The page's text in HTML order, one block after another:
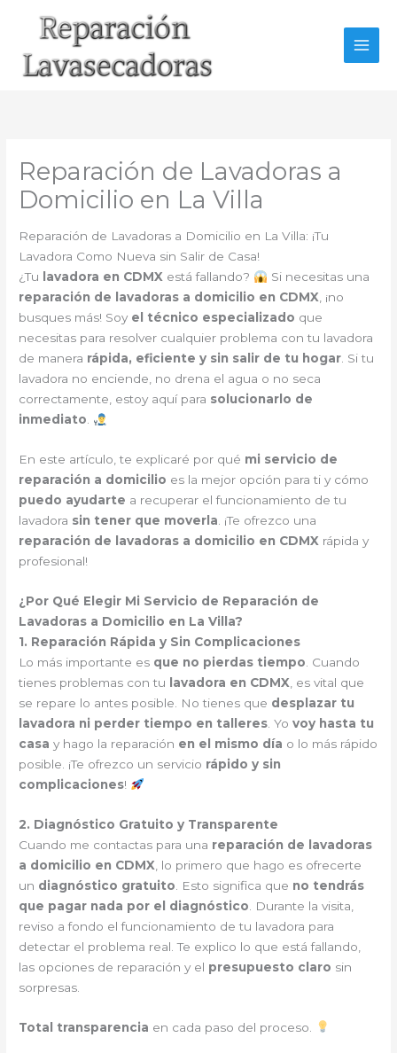
Reparación de Lavadoras a
Domicilio en La Villa
Reparación de Lavadoras a Domicilio en La Villa: ¡Tu
Lavadora Como Nueva sin Salir de Casa!
¿Tu
lavadora en CDMX está fallando?
Si necesitas una
reparación de lavadoras a domicilio en CDMX, ¡no
busques más! Soy el técnico especializado que
necesitas para resolver cualquier problema con tu lavadora
de manera rápida, eficiente y sin salir de tu hogar. Si tu
lavadora no enciende, no drena el agua o no seca
correctamente, estoy aquí para solucionarlo de
inmediato.
En este artículo, te explicaré por qué mi servicio de
reparación a domicilio es la mejor opción para ti y cómo
puedo ayudarte a recuperar el funcionamiento de tu
lavadora sin tener que moverla . ¡Te ofrezco una
reparación de lavadoras a domicilio en CDMX rápida y
profesional!
¿Por Qué Elegir Mi Servicio de Reparación de
Lavadoras a Domicilio en La Villa?
1. Reparación Rápida y Sin Complicaciones
Lo más importante es que no pierdas tiempo . Cuando
tienes problemas con tu
lavadora en CDMX , es vital que
se repare lo antes posible. No tienes que desplazar tu
lavadora ni perder tiempo en talleres . Yovoy hasta tu
casa y hago la reparación en el mismo día o lo más rápido
posible. ¡Te ofrezco un servicio rápido y sin
complicaciones!
2. Diagnóstico Gratuito y Transparente
Cuando me contactas para una reparación de lavadoras
a domicilio en CDMX , lo primero que hago es ofrecerte
un diagnóstico gratuito . Esto significa que no tendrás
que pagar nada por el diagnóstico . Durante la visita,
reviso a fondo el funcionamiento de tu lavadora para
detectar el problema real. Te explico lo que está fallando,
las opciones de reparación y el presupuesto claro sin
sorpresas.
Total transparencia en cada paso del proceso.